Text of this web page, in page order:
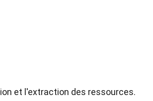
et l'extraction des ressources.